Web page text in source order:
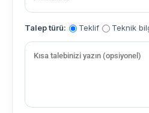
Talep türü: Teklif Teknik